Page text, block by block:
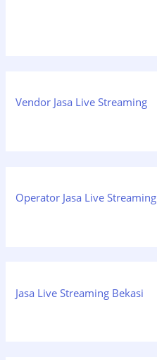
Vendor Jasa Live Streaming
Operator Jasa Live Streaming
Jasa Live Streaming Bekasi